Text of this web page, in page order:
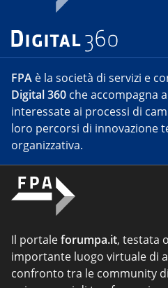
FPA è la società di servizi e
Digital 360 che accompagna
interessate ai processi di
loro percorsi di innovazione
organizzativa.
Il portaleforumpa.it, testata
importante luogo virtuale di
confronto tra le community